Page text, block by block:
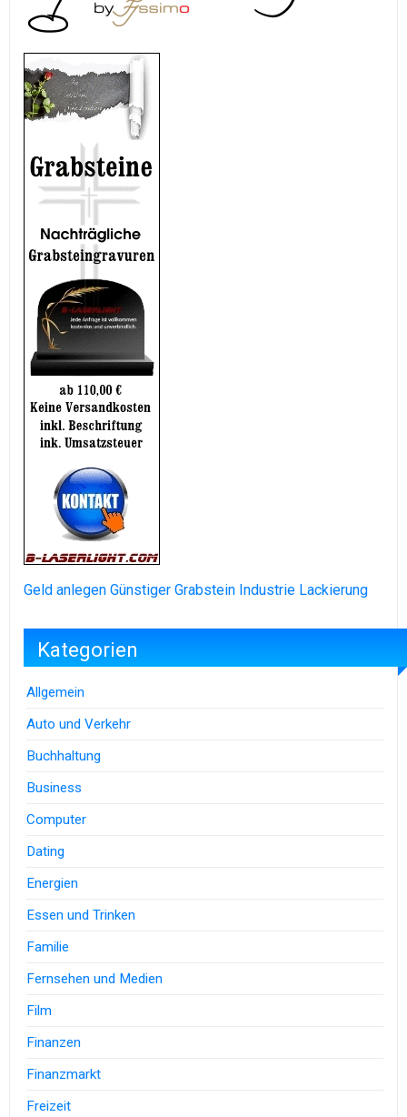
Geld anlegen Günstiger Grabstein Industrie Lackierung
Kategorien
Allgemein
Auto und Verkehr
Buchhaltung
Business
Computer
Dating
Energien
Essen und Trinken
Familie
Fernsehen und Medien
Film
Finanzen
Finanzmarkt
Freizeit